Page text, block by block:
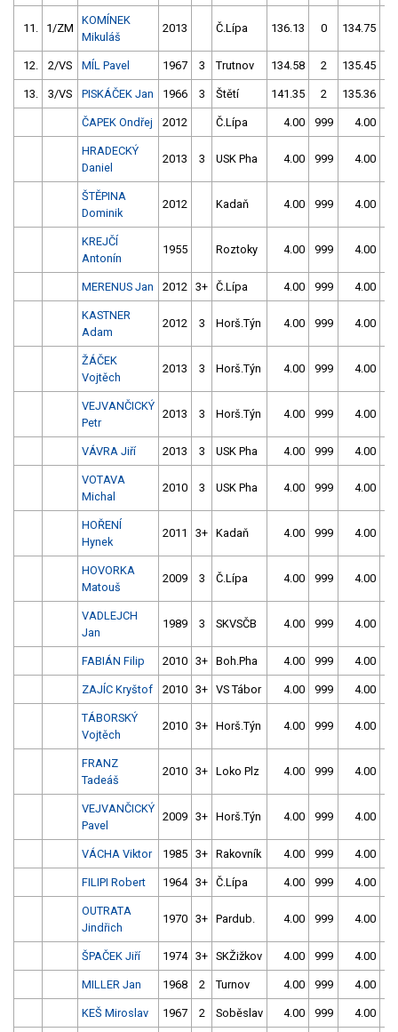
11. 1/ZM
KOMÍNEK
Mikuláš
2013 Č.Lípa 136.13 0 134.75
12. 2/VS MÍL Pavel 1967 3 Trutnov 134.58 2 135.45
13. 3/VS PISKÁČEK Jan 1966 3 Štětí 141.35 2 135.36
ČAPEK Ondřej 2012 Č.Lípa 4.00 999 4.00
HRADECKÝ
Daniel
2013 3 USK Pha 4.00 999 4.00
ŠTĚPINA
Dominik
2012 Kadaň 4.00 999 4.00
KREJČÍ
Antonín
1955 Roztoky 4.00 999 4.00
MERENUS Jan 2012 3+ Č.Lípa 4.00 999 4.00
KASTNER
Adam
2012 3 Horš.Týn 4.00 999 4.00
ŽÁČEK
Vojtěch
2013 3 Horš.Týn 4.00 999 4.00
VEJVANČICKÝ
Petr
2013 3 Horš.Týn 4.00 999 4.00
VÁVRA Jiří 2013 3 USK Pha 4.00 999 4.00
VOTAVA
Michal
2010 3 USK Pha 4.00 999 4.00
HOŘENÍ
Hynek
2011 3+ Kadaň 4.00 999 4.00
HOVORKA
Matouš
2009 3 Č.Lípa 4.00 999 4.00
VADLEJCH
Jan
1989 3 SKVSČB 4.00 999 4.00
FABIÁN Filip 2010 3+ Boh.Pha 4.00 999 4.00
ZAJÍC Kryštof 2010 3+ VS Tábor 4.00 999 4.00
TÁBORSKÝ
Vojtěch
2010 3+ Horš.Týn 4.00 999 4.00
FRANZ
Tadeáš
2010 3+ Loko Plz 4.00 999 4.00
VEJVANČICKÝ
Pavel
2009 3+ Horš.Týn 4.00 999 4.00
VÁCHA Viktor 1985 3+ Rakovník 4.00 999 4.00
FILIPI Robert 1964 3+ Č.Lípa 4.00 999 4.00
OUTRATA
Jindřich
1970 3+ Pardub. 4.00 999 4.00
ŠPAČEK Jiří 1974 3+ SKŽižkov 4.00 999 4.00
MILLER Jan 1968 2 Turnov 4.00 999 4.00
KEŠ Miroslav 1967 2 Soběslav 4.00 999 4.00